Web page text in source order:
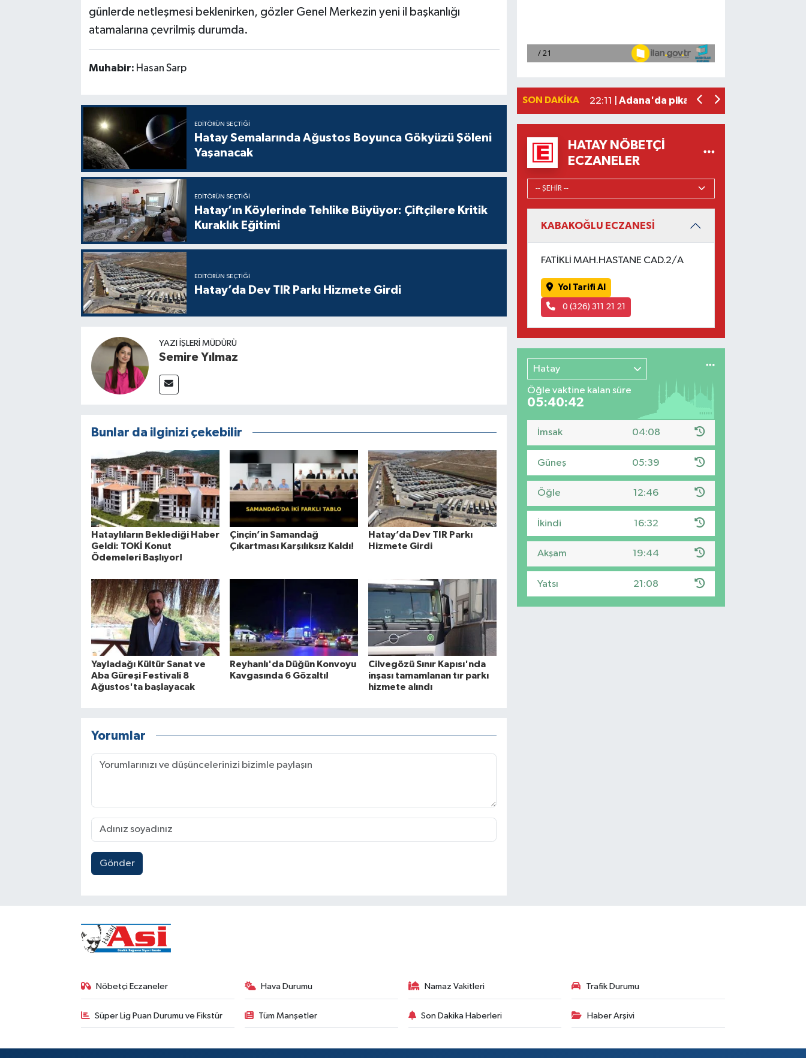
günlerde netleşmesi beklenirken, gözler Genel Merkezin yeni il başkanlığı
atamalarına çevrilmiş durumda.
Muhabir: Hasan Sarp
EDITÖRÜN SEÇTIĞI
Hatay Semalarında Ağustos Boyunca Gökyüzü Şöleni
Yaşanacak
EDITÖRÜN SEÇTIĞI
Hatay’ın Köylerinde Tehlike Büyüyor: Çiftçilere Kritik
Kuraklık Eğitimi
EDITÖRÜN SEÇTIĞI
Hatay’da Dev TIR Parkı Hizmete Girdi
YAZI İŞLERI MÜDÜRÜ
Semire Yılmaz
Bunlar da ilginizi çekebilir
Hataylıların Beklediği Haber
Geldi: TOKİ Konut
Ödemeleri Başlıyor!
Çinçin’in Samandağ
Çıkartması Karşılıksız Kaldı!
Hatay’da Dev TIR Parkı
Hizmete Girdi
Yayladağı Kültür Sanat ve
Aba Güreşi Festivali 8
Ağustos'ta başlayacak
Reyhanlı'da Düğün Konvoyu
Kavgasında 6 Gözaltı!
Cilvegözü Sınır Kapısı'nda
inşası tamamlanan tır parkı
hizmete alındı
Yorumlar
Gönder
SON DAKIKA
22:58 |Hataylıların Beklediği Haber Geldi:
22:47 |Antalya'da 89 yaşındaki kişi evinde
Adana'da pikap ile çarpışan
Fenerbahçe, avantaj elde etti
HATAY NÖBETÇI
ECZANELER
KABAKOĞLU ECZANESİ
FATİKLİ MAH.HASTANE CAD.2/A
Yol Tarifi Al
0 (326) 311 21 21
Hatay
Öğle vaktine kalan süre
05:40:41
İmsak 04:08
Güneş 05:39
Öğle 12:46
İkindi 16:32
Akşam 19:44
Yatsı 21:08
Nöbetçi Eczaneler Hava Durumu Namaz Vakitleri Trafik Durumu
Süper Lig Puan Durumu ve Fikstür Tüm Manşetler Son Dakika Haberleri Haber Arşivi